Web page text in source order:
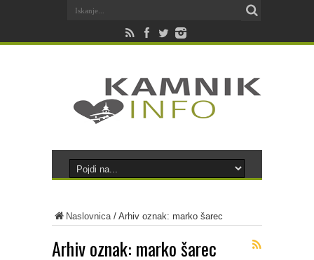
Naslovnica/ Arhiv oznak: marko šarec
Arhiv oznak: marko šarec